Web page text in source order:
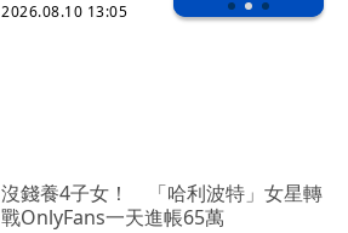
2026.08.10 13:05
沒錢養4子女！ 「哈利波特」女星轉
戰OnlyFans一天進帳65萬